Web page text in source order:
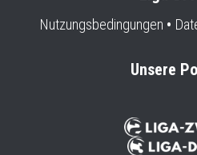
Nutzungsbedingungen
Unsere